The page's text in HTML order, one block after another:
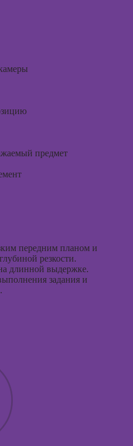
предмет
передним планом и
резкости.
длинной выдержке.
задания и